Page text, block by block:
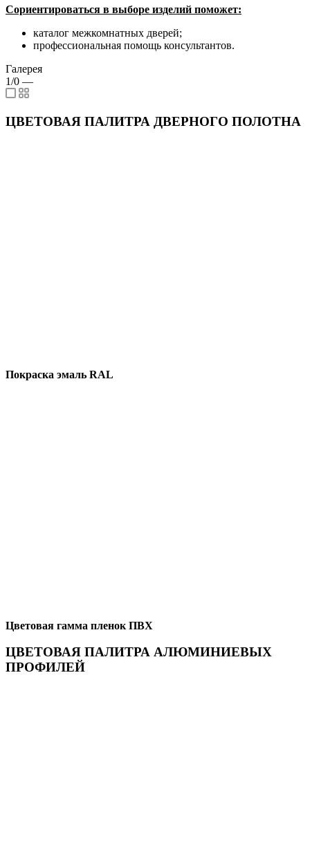
Сориентироваться в выборе изделий поможет:
каталог межкомнатных дверей;
профессиональная помощь консультантов.
Галерея
1/0 —
ЦВЕТОВАЯ ПАЛИТРА ДВЕРНОГО ПОЛОТНА
Покраска эмаль RAL
Цветовая гамма пленок ПВХ
ЦВЕТОВАЯ ПАЛИТРА АЛЮМИНИЕВЫХ
ПРОФИЛЕЙ